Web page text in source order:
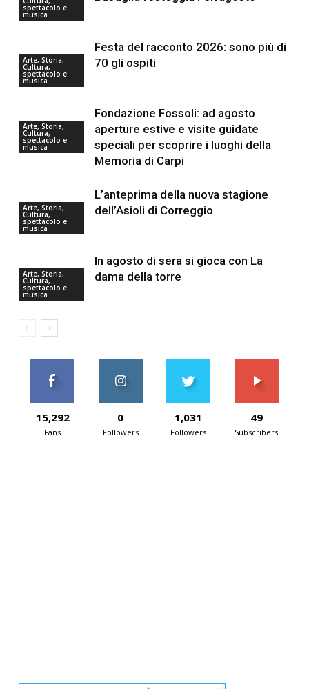
spettacolo e
musica
Arte, Storia,
Cultura,
spettacolo e
musica
Festa del racconto 2026: sono più di
70 gli ospiti
Arte, Storia,
Cultura,
spettacolo e
musica
Fondazione Fossoli: ad agosto
aperture estive e visite guidate
speciali per scoprire i luoghi della
Memoria di Carpi
Arte, Storia,
Cultura,
spettacolo e
musica
L’anteprima della nuova stagione
dell’Asioli di Correggio
Arte, Storia,
Cultura,
spettacolo e
musica
In agosto di sera si gioca con La
dama della torre
15,292
Fans
0
Followers
1,031
Followers
49
Subscribers